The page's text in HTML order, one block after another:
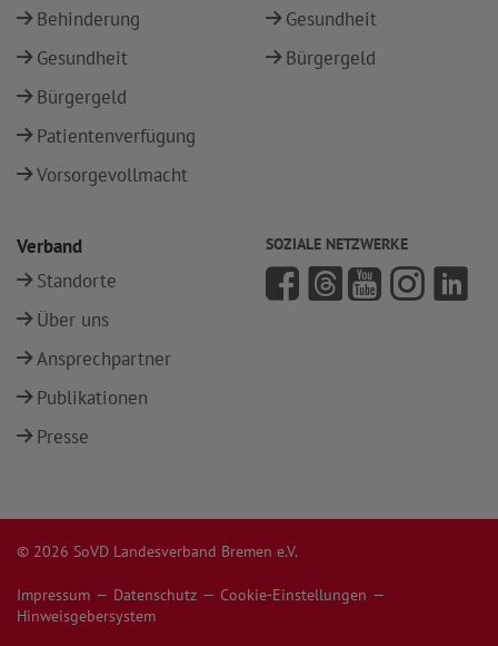
Behinderung
Gesundheit
Bürgergeld
Patientenverfügung
Vorsorgevollmacht
Gesundheit
Bürgergeld
Verband
Standorte
Über uns
Ansprechpartner
Publikationen
Presse
SOZIALE NETZWERKE
© 2026 SoVD Landesverband Bremen e.V.
Impressum Datenschutz
Cookie-Einstellungen
Hinweisgebersystem